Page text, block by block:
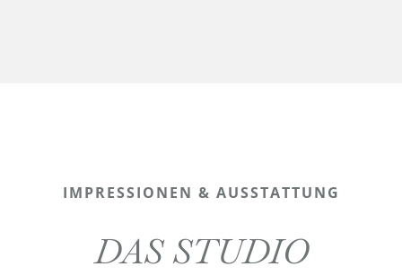
IMPRESSIONEN & AUSSTATTUNG
DAS STUDIO